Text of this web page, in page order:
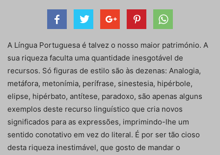
A Língua Portuguesa é talvez o nosso maior património. A
sua riqueza faculta uma quantidade inesgotável de
recursos. Só figuras de estilo são às dezenas: Analogia,
metáfora, metonímia, perífrase, sinestesia, hipérbole,
elipse, hipérbato, antítese, paradoxo, são apenas alguns
exemplos deste recurso linguístico que cria novos
significados para as expressões, imprimindo-lhe um
sentido conotativo em vez do literal. É por ser tão cioso
desta riqueza inestimável, que gosto de mandar o